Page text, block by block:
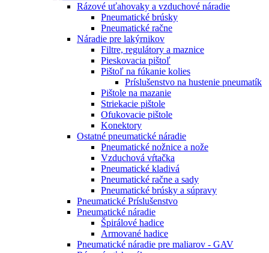
Rázové uťahovaky a vzduchové náradie
Pneumatické brúsky
Pneumatické račne
Náradie pre lakýrnikov
Filtre, regulátory a maznice
Pieskovacia pištoľ
Pištoľ na fúkanie kolies
Príslušenstvo na hustenie pneumatík
Pištole na mazanie
Striekacie pištole
Ofukovacie pištole
Konektory
Ostatné pneumatické náradie
Pneumatické nožnice a nože
Vzduchová vŕtačka
Pneumatické kladivá
Pneumatické račne a sady
Pneumatické brúsky a súpravy
Pneumatické Príslušenstvo
Pneumatické náradie
Špirálové hadice
Armované hadice
Pneumatické náradie pre maliarov - GAV